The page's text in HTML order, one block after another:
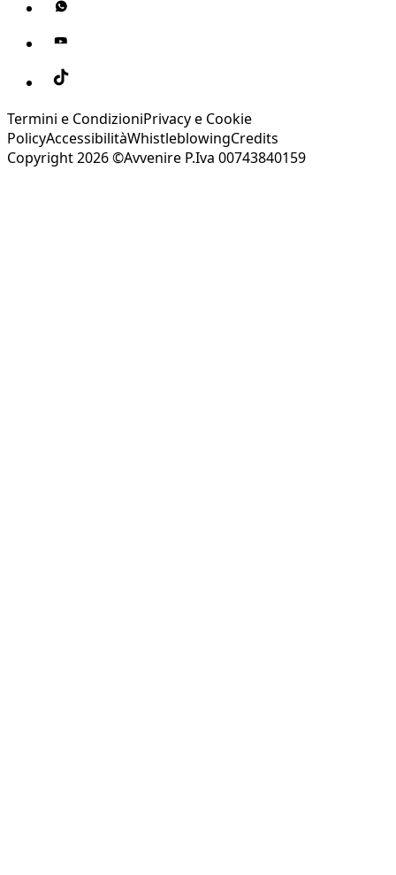
Termini e CondizioniPrivacy e Cookie
PolicyAccessibilitàWhistleblowingCredits
Copyright 2026 ©Avvenire P.Iva 00743840159